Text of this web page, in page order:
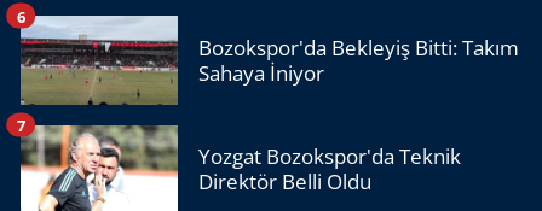
Bozokspor'da Bekleyiş Bitti: Takım
Sahaya İniyor
6
Yozgat Bozokspor'da Teknik
Direktör Belli Oldu
7